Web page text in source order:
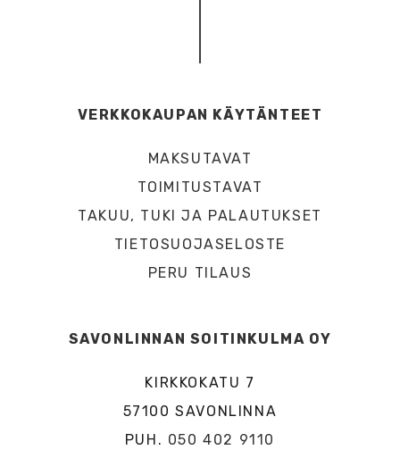
VERKKOKAUPAN KÄYTÄNTEET
MAKSUTAVAT
TOIMITUSTAVAT
TAKUU, TUKI JA PALAUTUKSET
TIETOSUOJASELOSTE
PERU TILAUS
SAVONLINNAN SOITINKULMA OY
KIRKKOKATU 7
57100 SAVONLINNA
PUH. 050 402 9110